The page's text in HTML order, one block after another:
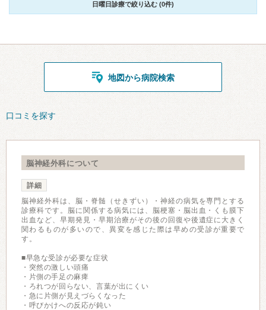
日曜日診療で絞り込む (0件)
地図から病院検索
口コミを探す
脳神経外科について
詳細
脳神経外科は、脳・脊髄（せきずい）・神経の病気を専門とする
診療科です。脳に関係する病気には、脳梗塞・脳出血・くも膜下
出血など、早期発見・早期治療がその後の回復や後遺症に大きく
関わるものが多いので、異変を感じた際は早めの受診が重要で
す。
■早急な受診が必要な症状
・突然の激しい頭痛
・片側の手足の麻痺
・ろれつが回らない、言葉が出にくい
・急に片側が見えづらくなった
・呼びかけへの反応が鈍い